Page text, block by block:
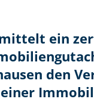
ein
den
einer